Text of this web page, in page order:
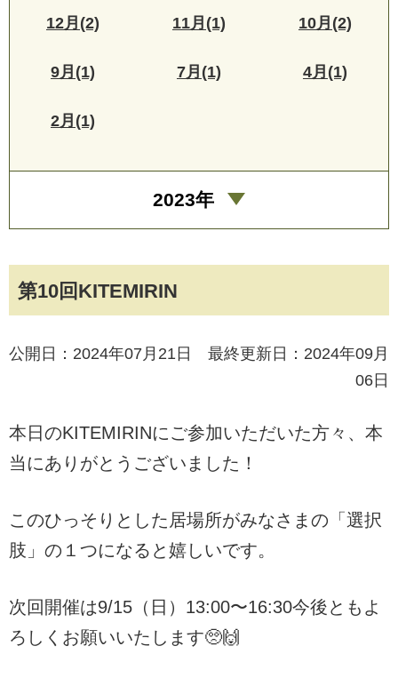
第10回KITEMIRIN
公開日：2024年07月21日 最終更新日：2024年09月
06日
本日のKITEMIRINにご参加いただいた方々、本
当にありがとうございました！
このひっそりとした居場所がみなさまの「選択
肢」の１つになると嬉しいです。
次回開催は9/15（日）13:00〜16:30今後ともよ
ろしくお願いいたします🥺🙌
12月(2) 11月(1) 10月(2)
9月(1) 7月(1) 4月(1)
2月(1)
2023年